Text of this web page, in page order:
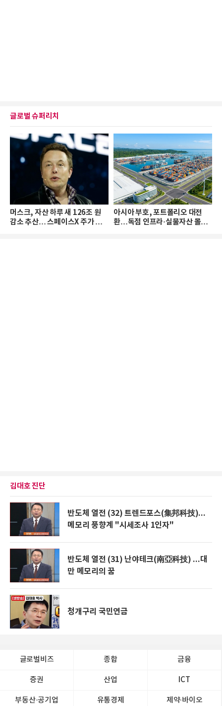
글로벌 슈퍼리치
머스크, 자산 하루 새 126조 원
감소 추산… 스페이스X 주가 하
아시아 부호, 포트폴리오 대전
환…독점 인프라·실물자산 몰린
김대호 진단
반도체 열전 (32) 트렌드포스(集邦科技)...
메모리 풍향계 "시세조사 1인자"
반도체 열전 (31) 난야테크(南亞科技) ...대
만 메모리의 꿈
청개구리 국민연금
글로벌비즈 종합 금융
증권 산업 ICT
부동산·공기업 유통경제 제약∙바이오